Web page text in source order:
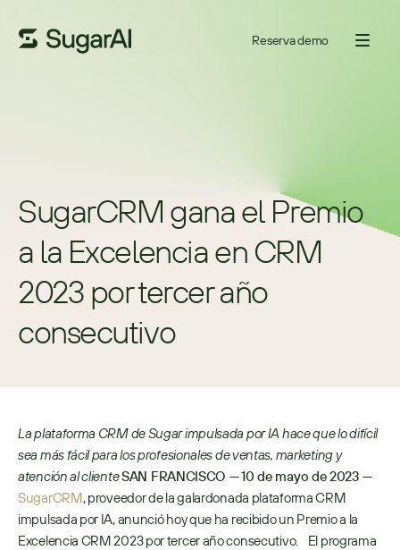
Reserva demo
SugarCRM gana el Premio
a la Excelencia en CRM
2023 por tercer año
consecutivo
La plataforma CRM de Sugar impulsada por IA hace que lo difícil
sea más fácil para los profesionales de ventas, marketing y
atención al clienteSAN FRANCISCO —10 de mayo de 2023 —
SugarCRM, proveedor de la galardonada plataforma CRM
impulsada por IA, anunció hoy que ha recibido un Premio a la
Excelencia CRM 2023 por tercer año consecutivo.    El programa